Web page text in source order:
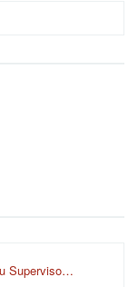
Superviso…